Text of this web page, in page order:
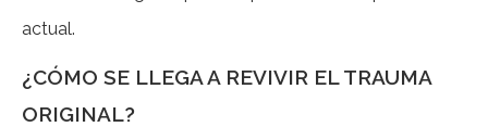
actual.
¿CÓMO SE LLEGA A REVIVIR EL TRAUMA
ORIGINAL?